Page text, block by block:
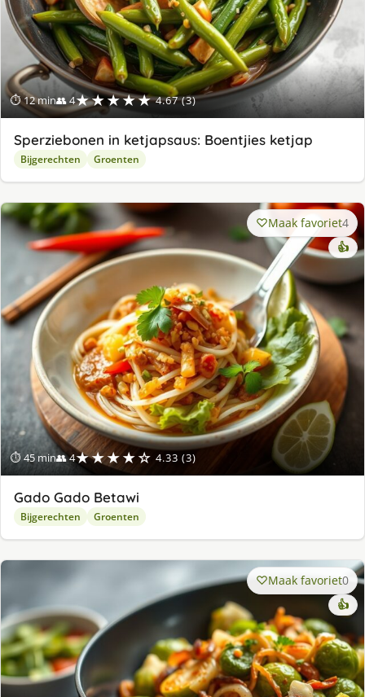
⏱ 12 min👥 4★★★★★ 4.67 (3)
Sperziebonen in ketjapsaus: Boentjies ketjap
Bijgerechten Groenten
⏱ 45 min👥 4★★★★☆ 4.33 (3)
Maak favoriet4
👍
Gado Gado Betawi
Bijgerechten Groenten
Maak favoriet0
👍